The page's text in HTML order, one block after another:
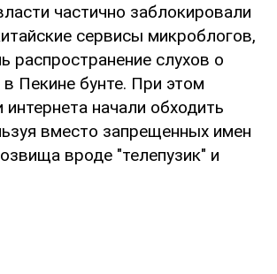
частично заблокировали
сервисы микроблогов,
распространение слухов о
Пекине бунте. При этом
интернета начали обходить
вместо запрещенных имен
вроде "телепузик" и